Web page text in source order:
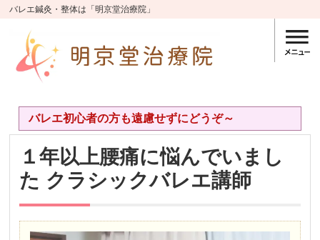
バレエ鍼灸・整体は「明京堂治療院」
バレエ初心者の方も遠慮せずにどうぞ～
１年以上腰痛に悩んでいまし
た クラシックバレエ講師